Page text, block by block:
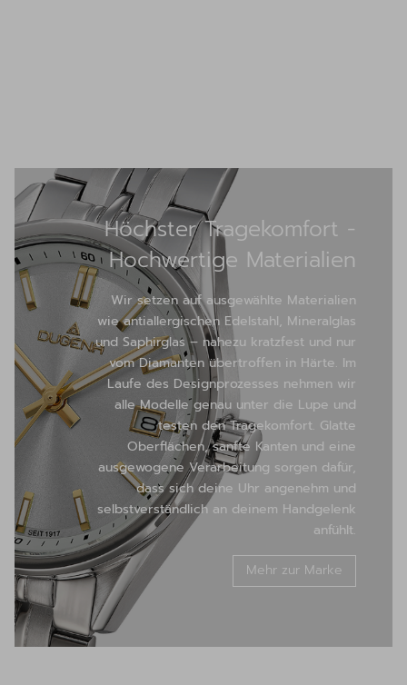
Höchster Tragekomfort -
Hochwertige Materialien
Wir setzen auf ausgewählte Materialien
wie antiallergischen Edelstahl, Mineralglas
und Saphirglas – nahezu kratzfest und nur
vom Diamanten übertroffen in Härte. Im
Laufe des Designprozesses nehmen wir
alle Modelle genau unter die Lupe und
testen den Tragekomfort. Glatte
Oberflächen, sanfte Kanten und eine
ausgewogene Verarbeitung sorgen dafür,
dass sich deine Uhr angenehm und
selbstverständlich an deinem Handgelenk
anfühlt.
Mehr zur Marke